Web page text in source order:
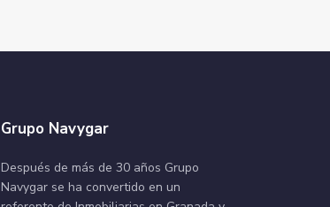
Grupo Navygar
Después de más de 30 años Grupo
Navygar se ha convertido en un